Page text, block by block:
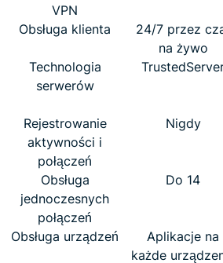
VPN
Obsługa klienta
24/7 przez
na żywo
Technologia
serwerów
Rejestrowanie
aktywności i
połączeń
Nigdy
Obsługa
jednoczesnych
połączeń
Do 14
Obsługa urządzeń
Aplikacje na
każde